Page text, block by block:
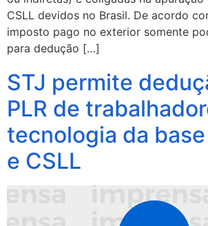
CSLL devidos no Brasil. De acordo
imposto pago no exterior somente
para dedução […]
STJ permite
PLR de
tecnologia da base
e CSLL